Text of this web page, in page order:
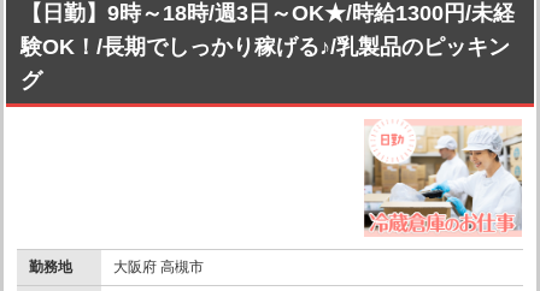
【日勤】9時～18時/週3日～OK★/時給1300円/未経
験OK！/長期でしっかり稼げる♪/乳製品のピッキン
グ
勤務地 大阪府 高槻市